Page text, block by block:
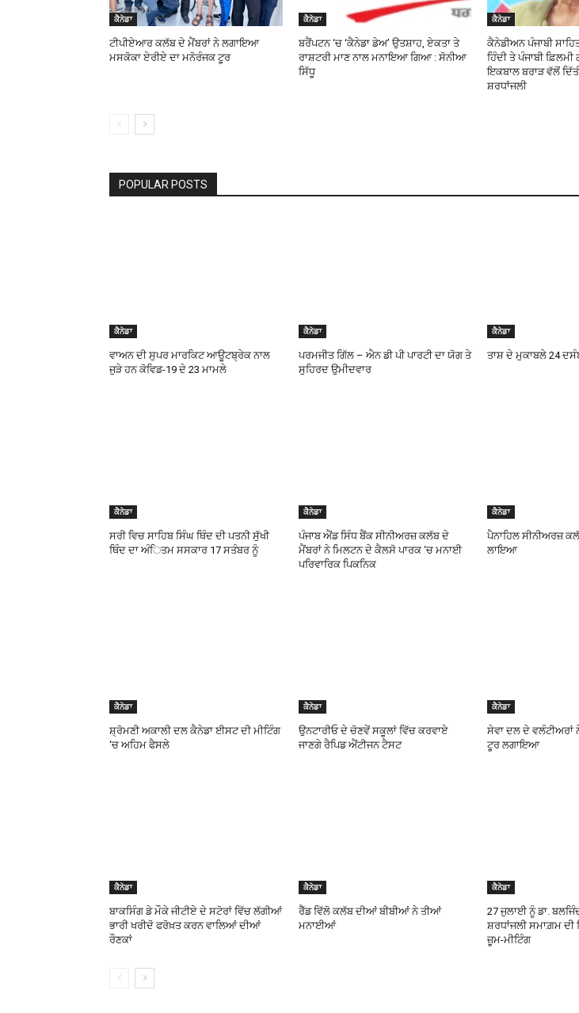
ਕੈਨੇਡਾ
ਟੀਪੀਏਆਰ ਕਲੱਬ ਦੇ ਮੈਂਬਰਾਂ ਨੇ ਲਗਾਇਆ
ਮਸਕੋਕਾ ਏਰੀਏ ਦਾ ਮਨੋਰੰਜਕ ਟੂਰ
ਕੈਨੇਡਾ
ਬਰੈਂਪਟਨ ‘ਚ ‘ਕੈਨੇਡਾ ਡੇਅ’ ਉਤਸ਼ਾਹ, ਏਕਤਾ ਤੇ
ਰਾਸ਼ਟਰੀ ਮਾਣ ਨਾਲ ਮਨਾਇਆ ਗਿਆ : ਸੋਨੀਆ
ਸਿੱਧੂ
ਕੈਨੇਡਾ
ਕੈਨੇਡੀਅਨ ਪੰਜਾਬੀ
ਹਿੰਦੀ ਤੇ ਪੰਜਾਬੀ
ਇਕਬਾਲ ਬਰਾੜ ਵੱਲੋਂ
ਸ਼ਰਧਾਂਜਲੀ
POPULAR POSTS
ਕੈਨੇਡਾ
ਵਾਅਨ ਦੀ ਸੁਪਰ ਮਾਰਕਿਟ ਆਊਟਬ੍ਰੇਕ ਨਾਲ
ਜੁੜੇ ਹਨ ਕੋਵਿਡ-19 ਦੇ 23 ਮਾਮਲੇ
ਕੈਨੇਡਾ
ਪਰਮਜੀਤ ਗਿੱਲ – ਐਨ ਡੀ ਪੀ ਪਾਰਟੀ ਦਾ ਯੋਗ ਤੇ
ਸੁਹਿਰਦ ਉਮੀਦਵਾਰ
ਕੈਨੇਡਾ
ਤਾਸ਼ ਦੇ ਮੁਕਾਬਲੇ 24
ਕੈਨੇਡਾ
ਸਰੀ ਵਿਚ ਸਾਹਿਬ ਸਿੰਘ ਥਿੰਦ ਦੀ ਪਤਨੀ ਸੁੱਖੀ
ਥਿੰਦ ਦਾ ਅੰਿਤਮ ਸਸਕਾਰ 17 ਸਤੰਬਰ ਨੂੰ
ਕੈਨੇਡਾ
ਪੰਜਾਬ ਐਂਡ ਸਿੰਧ ਬੈਂਕ ਸੀਨੀਅਰਜ਼ ਕਲੱਬ ਦੇ
ਮੈਂਬਰਾਂ ਨੇ ਮਿਲਟਨ ਦੇ ਕੈਲਸੋ ਪਾਰਕ ‘ਚ ਮਨਾਈ
ਪਰਿਵਾਰਿਕ ਪਿਕਨਿਕ
ਕੈਨੇਡਾ
ਪੈਨਾਹਿਲ ਸੀਨੀਅਰਜ਼
ਲਾਇਆ
ਕੈਨੇਡਾ
ਸ਼੍ਰੋਮਣੀ ਅਕਾਲੀ ਦਲ ਕੈਨੇਡਾ ਈਸਟ ਦੀ ਮੀਟਿੰਗ
‘ਚ ਅਹਿਮ ਫੈਸਲੇ
ਕੈਨੇਡਾ
ਉਨਟਾਰੀਓ ਦੇ ਚੋਣਵੇਂ ਸਕੂਲਾਂ ਵਿੱਚ ਕਰਵਾਏ
ਜਾਣਗੇ ਰੈਪਿਡ ਐਂਟੀਜਨ ਟੈਸਟ
ਕੈਨੇਡਾ
ਸੇਵਾ ਦਲ ਦੇ ਵਲੰਟੀਅਰਾਂ
ਟੂਰ ਲਗਾਇਆ
ਕੈਨੇਡਾ
ਬਾਕਸਿੰਗ ਡੇ ਮੌਕੇ ਜੀਟੀਏ ਦੇ ਸਟੋਰਾਂ ਵਿੱਚ ਲੱਗੀਆਂ
ਭਾਰੀ ਖਰੀਦੋ ਫਰੋਖ਼ਤ ਕਰਨ ਵਾਲਿਆਂ ਦੀਆਂ
ਰੌਣਕਾਂ
ਕੈਨੇਡਾ
ਰੈੱਡ ਵਿੱਲੋ ਕਲੱਬ ਦੀਆਂ ਬੀਬੀਆਂ ਨੇ ਤੀਆਂ
ਮਨਾਈਆਂ
ਕੈਨੇਡਾ
27 ਜੁਲਾਈ ਨੂੰ ਡਾ.
ਸ਼ਰਧਾਂਜਲੀ ਸਮਾਗ਼ਮ ਦੀ
ਜ਼ੂਮ-ਮੀਟਿੰਗ